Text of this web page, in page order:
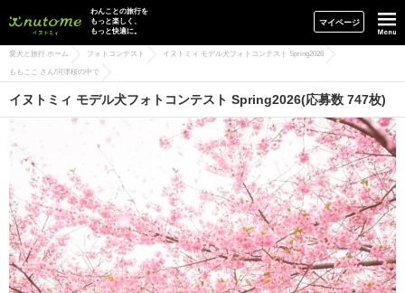
イヌトミィ
わんことの旅行を
もっと楽しく、
もっと快適に。
マイページ
愛犬と旅行 ホーム フォトコンテスト イヌトミィ モデル犬フォトコンテスト Spring2026
ももここ さん/河津桜の中で
イヌトミィ モデル犬フォトコンテスト Spring2026(応募数 747枚)